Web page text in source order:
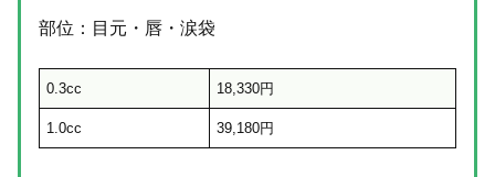
部位：目元・唇・涙袋
0.3cc 18,330円
1.0cc 39,180円